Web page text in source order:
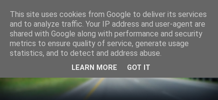
This site uses cookies from Google to deliver its services
and to analyze traffic. Your IP address and user-agent are
shared with Google along with performance and security
metrics to ensure quality of service, generate usage
statistics, and to detect and address abuse.
LEARN MORE GOT IT